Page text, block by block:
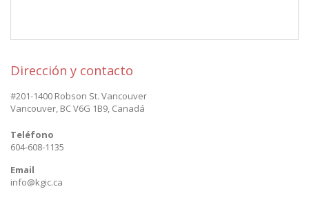
Dirección y contacto
#201-1400 Robson St. Vancouver
Vancouver, BC V6G 1B9, Canadá
Teléfono
604-608-1135
Email
info@kgic.ca